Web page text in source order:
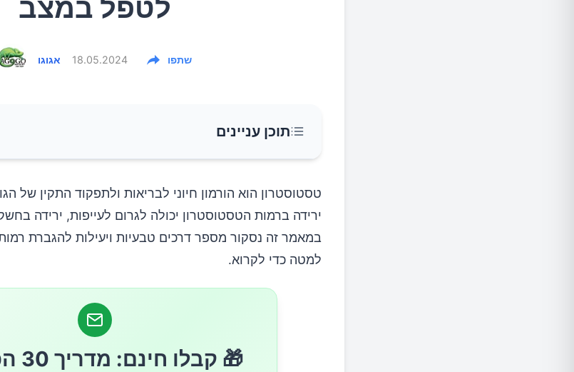
לטפל במצב
אגוגו 18.05.2024 שתפו
תוכן עניינים
מהו תפקיד הטסטוסטרון בגופם של גברים ונשים
תפקיד הטסטוסטרון בגברים
הסימנים הבולטים למחסור בטסטוסטרון
איך להגביר את רמות הטסטוסטרון
טסטוסטרון הוא הורמון חיוני לבריאות ולתפקוד התקין של
ירידה ברמות הטסטוסטרון יכולה לגרום לעייפות, ירידה
במאמר זה נסקור מספר דרכים טבעיות ויעילות להגברת
למטה כדי לקרוא.
🎁